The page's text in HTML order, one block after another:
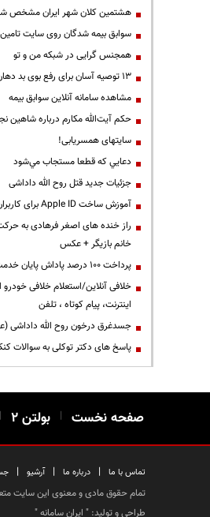
هشتمین کلان شهر ایران مشخص
سوابق بیمه شدگان روی سایت
همجنس گرایی در شبکه من و تو
13 توصیه آسان برای رفع بوی بد دهان
مشاهده سامانه آنلاين سوابق بیمه
حكم آيت‌الله مكارم درباره شاهين
سایتهای همسریابی!
دعايي كه قطعا مستجاب مي‌شود
جزئیات جدید قتل روح الله داداشی
آموزش ساخت Apple ID برای کاربران ایرانی
راز خنده های اصغر فرهادی به
خانم بازیگر + عکس
پرداخت ۱۰۰ درصد پاداش پایان خدمت فرهنگیان
خلافی آنلاین/استعلام خلافی
اینترنت، پیام کوتاه ، تلفن
جسدغرق درخون روح الله داداشی
پاسخ های دکتر توکلی به سوالات
صفحه نخست | بولتن ۲ |
تماس با ما | درباره ما | آرشیو |
تمام حقوق مادی و معنوی این سایت
طراحی و تولید: " ایران سامانه"